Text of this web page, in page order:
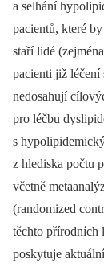
a selhání
pacientů, které
staří lidé
pacienti již léčení
nedosahují
pro léčbu dys­
s
z hlediska počtu
včetně
(randomized
těchto přírodních
poskytuje